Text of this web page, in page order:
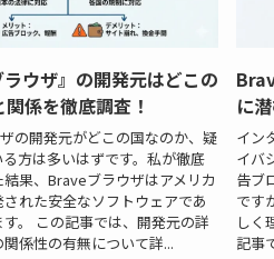
ラウザ』の開発元はどこの
係を徹底調査！
の開発元がどこの国なのか、疑
方は多いはずです。私が徹底
果、Braveブラウザはアメリカ
れた安全なソフトウェアであ
。 この記事では、開発元の詳
係性の有無について詳...
に
イン
イバ
告ブ
です
しく
記事